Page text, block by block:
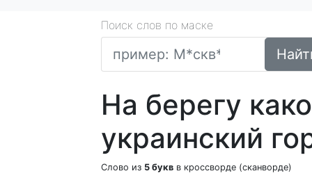
Поиск слов по маске
На берегу
украинский
Слово из 5 букв в кроссворде (сканворде)